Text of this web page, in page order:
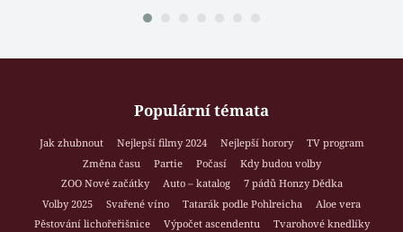
Populární témata
Jak zhubnout Nejlepší filmy 2024 Nejlepší horory
TV program
Změna času
Partie Počasí
Kdy budou volby
ZOO Nové začátky
Auto – katalog
7 pádů Honzy Dědka
Volby 2025
Svařené víno Tatarák podle Pohlreicha
Aloe vera
Pěstování lichořeřišnice
Výpočet ascendentu
Tvarohové knedlíky